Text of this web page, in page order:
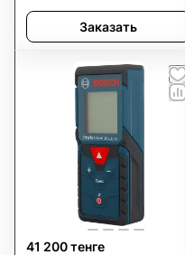
Заказать
41 200 тенге